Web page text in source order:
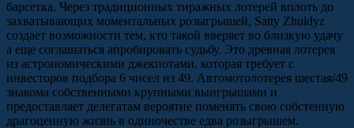
барсетка. Через традиционных тиражных лотерей вплоть до
захватывающих моментальных розыгрышей, Satty Zhuldyz
создает возможности тем, кто такой вверяет во близкую удачу
а еще соглашаться апробировать судьбу. Это древная лотерея
из астрономическими джекпотами, которая требует с
инвесторов подбора 6 чисел из 49. Автомотолотерея шестая/49
знакома собственными крупными выигрышами и
предоставляет делегатам вероятие поменять свою собстенную
драгоценную жизнь в одиночестве едва розыгрышем.